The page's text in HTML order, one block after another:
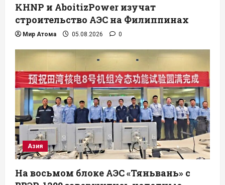
KHNP и AboitizPower изучат
строительство АЭС на Филиппинах
Мир Атома 05.08.2026 0
Азия
На восьмом блоке АЭС «Тяньвань» с